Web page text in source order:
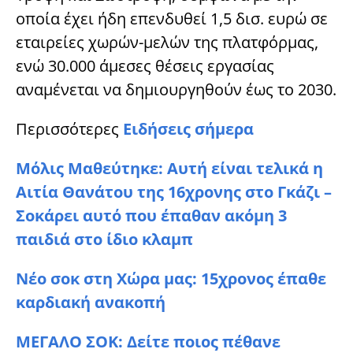
οποία έχει ήδη επενδυθεί 1,5 δισ. ευρώ σε
εταιρείες χωρών-μελών της πλατφόρμας,
ενώ 30.000 άμεσες θέσεις εργασίας
αναμένεται να δημιουργηθούν έως το 2030.
Περισσότερες Ειδήσεις σήμερα
Μόλις Μαθεύτηκε: Αυτή είναι τελικά η
Αιτία Θανάτου της 16χρονης στο Γκάζι –
Σοκάρει αυτό που έπαθαν ακόμη 3
παιδιά στο ίδιο κλαμπ
Νέο σοκ στη Χώρα μας: 15χρονος έπαθε
καρδιακή ανακοπή
ΜΕΓΑΛΟ ΣΟK: Δείτε ποιος πέθανε